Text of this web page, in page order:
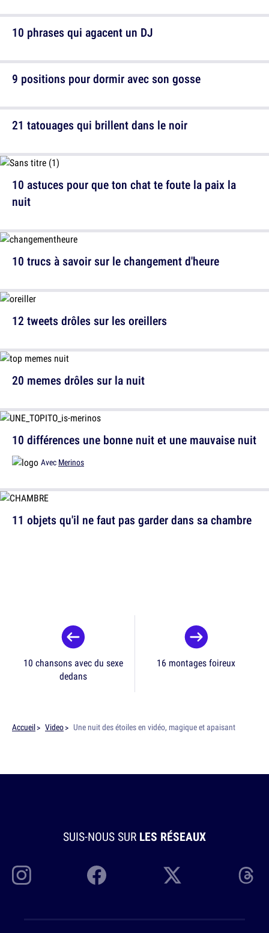
10 phrases qui agacent un DJ
21 tatouages qui brillent dans le noir
10 trucs à savoir sur le changement d'heure
20 memes drôles sur la nuit
11 objets qu'il ne faut pas garder dans sa chambre
9 positions pour dormir avec son gosse
10 astuces pour que ton chat te foute la paix la
nuit
12 tweets drôles sur les oreillers
10 différences une bonne nuit et une mauvaise nuit
Avec Merinos
10 chansons avec du sexe
dedans
16 montages foireux
Accueil Video Une nuit des étoiles en vidéo, magique et apaisant
SUIS-NOUS SUR LES RÉSEAUX